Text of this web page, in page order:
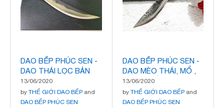
DAO BẾP PHÚC SEN -
DAO THÁI LỌC BẢN
CONG MÃ N34
13/06/2020
by THẾ GIỚI DAO BẾP and
DAO BẾP PHÚC SEN
DAO BẾP PHÚC SEN -
DAO MÈO THÁI, MỔ ,
CHỌC TIẾT SIZE 16
MÃ N32
13/06/2020
by THẾ GIỚI DAO BẾPand
DAO BẾP PHÚC SEN